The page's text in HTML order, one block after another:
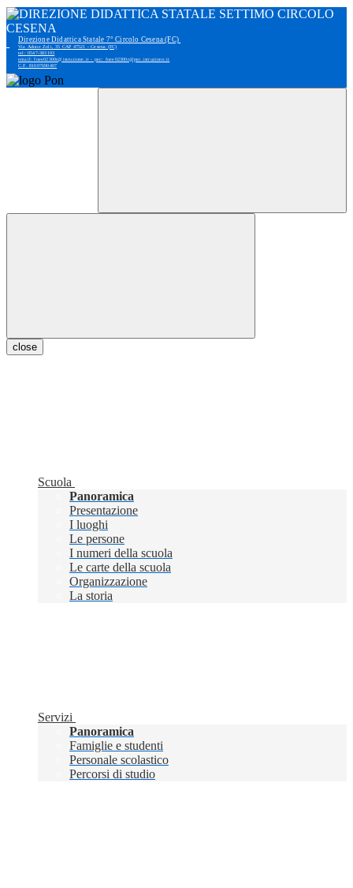
Direzione Didattica Statale 7° Circolo Cesena (FC)
Via Adone Zoli, 35 CAP 47521 - Cesena (FC)
tel: 0547-383193
email: foee02300r@istruzione.it - pec: foee02300r@pec.istruzione.it
C.F. 81007690407
close
Scuola
Panoramica
Presentazione
I luoghi
Le persone
I numeri della scuola
Le carte della scuola
Organizzazione
La storia
Servizi
Panoramica
Famiglie e studenti
Personale scolastico
Percorsi di studio